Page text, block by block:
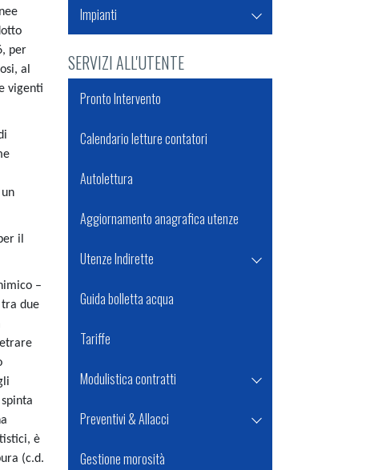
per
al
vigenti
il
–
due
è
(c.d.
Impianti
SERVIZI ALL'UTENTE
Pronto Intervento
Calendario letture contatori
Autolettura
Aggiornamento anagrafica utenze
Utenze Indirette
Guida bolletta acqua
Tariffe
Modulistica contratti
Preventivi & Allacci
Gestione morosità